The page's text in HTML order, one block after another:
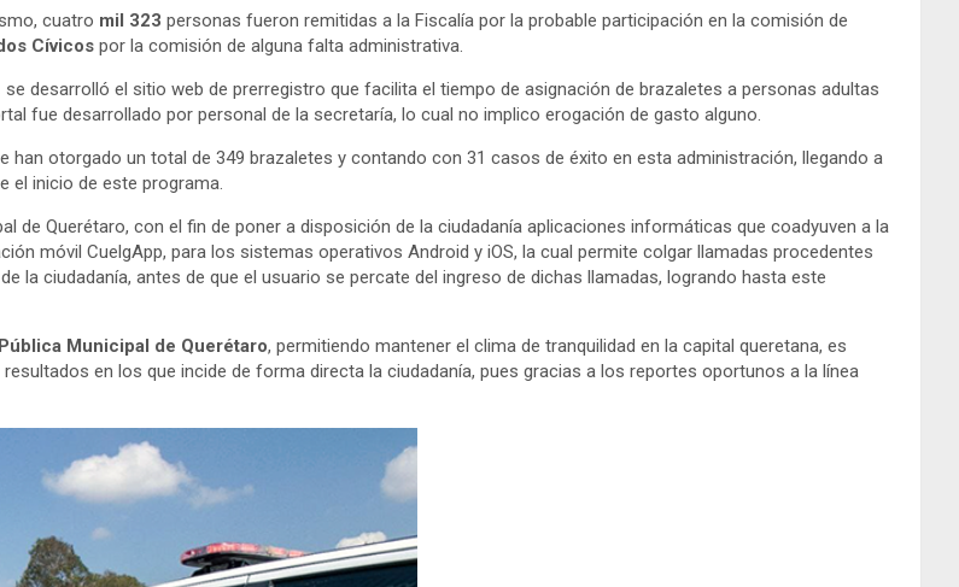
cuatro mil 323 personas fueron remitidas a la Fiscalía por la probable participación en la comisión de
Cívicos por la comisión de alguna falta administrativa.
se desarrolló el sitio web de prerregistro que facilita el tiempo de asignación de brazaletes a personas adultas
fue desarrollado por personal de la secretaría, lo cual no implico erogación de gasto alguno.
otorgado un total de 349 brazaletes y contando con 31 casos de éxito en esta administración, llegando a
el inicio de este programa.
de Querétaro, con el fin de poner a disposición de la ciudadanía aplicaciones informáticas que coadyuven a la
móvil CuelgApp, para los sistemas operativos Android y iOS, la cual permite colgar llamadas procedentes
la ciudadanía, antes de que el usuario se percate del ingreso de dichas llamadas, logrando hasta este
Municipal de Querétaro, permitiendo mantener el clima de tranquilidad en la capital queretana, es
en los que incide de forma directa la ciudadanía, pues gracias a los reportes oportunos a la línea